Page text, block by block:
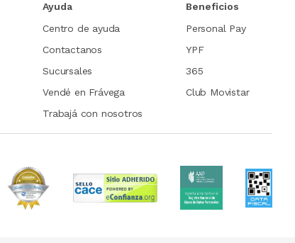
Ayuda
Centro de ayuda
Contactanos
Sucursales
Vendé en Frávega
Trabajá con nosotros
Beneficios
Personal Pay
YPF
365
Club Movistar